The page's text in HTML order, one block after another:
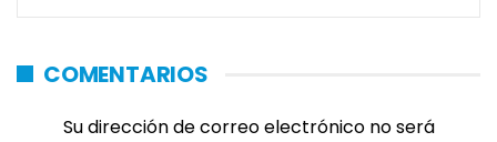
COMENTARIOS
Su dirección de correo electrónico no será